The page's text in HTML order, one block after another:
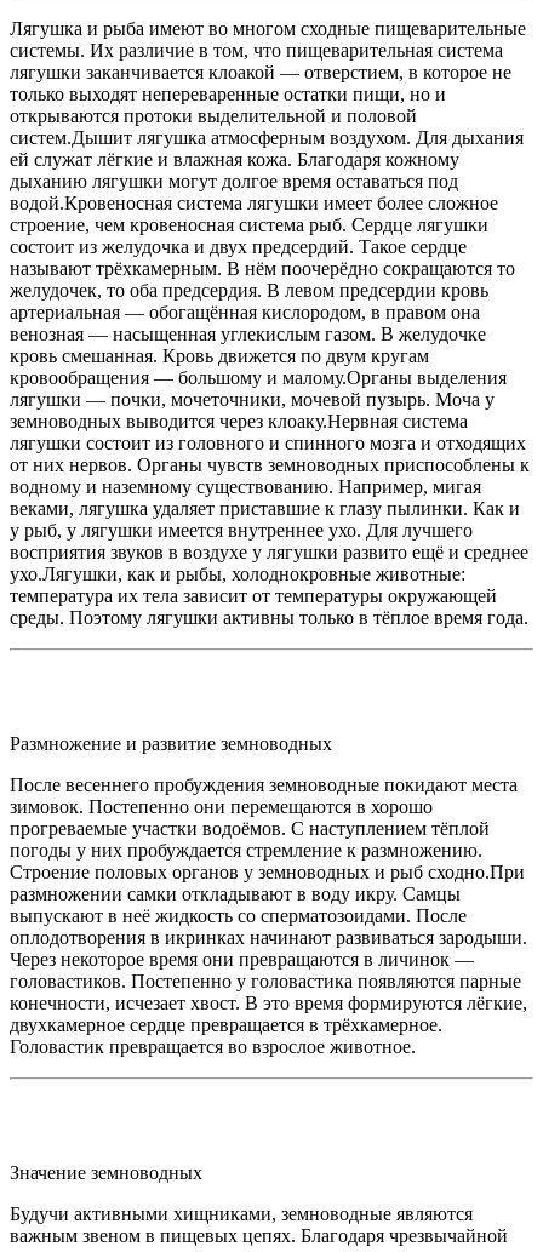
Лягушка и рыба имеют во многом сходные пищеварительные
системы. Их различие в том, что пищеварительная система
лягушки заканчивается клоакой — отверстием, в которое не
только выходят непереваренные остатки пищи, но и
открываются протоки выделительной и половой
систем.Дышит лягушка атмосферным воздухом. Для дыхания
ей служат лёгкие и влажная кожа. Благодаря кожному
дыханию лягушки могут долгое время оставаться под
водой.Кровеносная система лягушки имеет более сложное
строение, чем кровеносная система рыб. Сердце лягушки
состоит из желудочка и двух предсердий. Такое сердце
называют трёхкамерным. В нём поочерёдно сокращаются то
желудочек, то оба предсердия. В левом предсердии кровь
артериальная — обогащённая кислородом, в правом она
венозная — насыщенная углекислым газом. В желудочке
кровь смешанная. Кровь движется по двум кругам
кровообращения — большому и малому.Органы выделения
лягушки — почки, мочеточники, мочевой пузырь. Моча у
земноводных выводится через клоаку.Нервная система
лягушки состоит из головного и спинного мозга и отходящих
от них нервов. Органы чувств земноводных приспособлены к
водному и наземному существованию. Например, мигая
веками, лягушка удаляет приставшие к глазу пылинки. Как и
у рыб, у лягушки имеется внутреннее ухо. Для лучшего
восприятия звуков в воздухе у лягушки развито ещё и среднее
ухо.Лягушки, как и рыбы, холоднокровные животные:
температура их тела зависит от температуры окружающей
среды. Поэтому лягушки активны только в тёплое время года.
Размножение и развитие земноводных
После весеннего пробуждения земноводные покидают места
зимовок. Постепенно они перемещаются в хорошо
прогреваемые участки водоёмов. С наступлением тёплой
погоды у них пробуждается стремление к размножению.
Строение половых органов у земноводных и рыб сходно.При
размножении самки откладывают в воду икру. Самцы
выпускают в неё жидкость со сперматозоидами. После
оплодотворения в икринках начинают развиваться зародыши.
Через некоторое время они превращаются в личинок —
головастиков. Постепенно у головастика появляются парные
конечности, исчезает хвост. В это время формируются лёгкие,
двухкамерное сердце превращается в трёхкамерное.
Головастик превращается во взрослое животное.
Значение земноводных
Будучи активными хищниками, земноводные являются
важным звеном в пищевых цепях. Благодаря чрезвычайной